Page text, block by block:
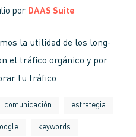
por DAAS Suite
la utilidad de los long-
el tráfico orgánico y por
tu tráfico
comunicación estrategia
keywords